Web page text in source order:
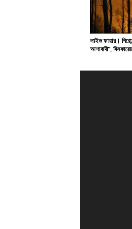
লাইভ ফায়ার।
আশাবাদী”,